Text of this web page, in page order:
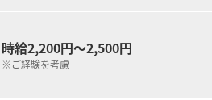
時給2,200円～2,500円
※ご経験を考慮